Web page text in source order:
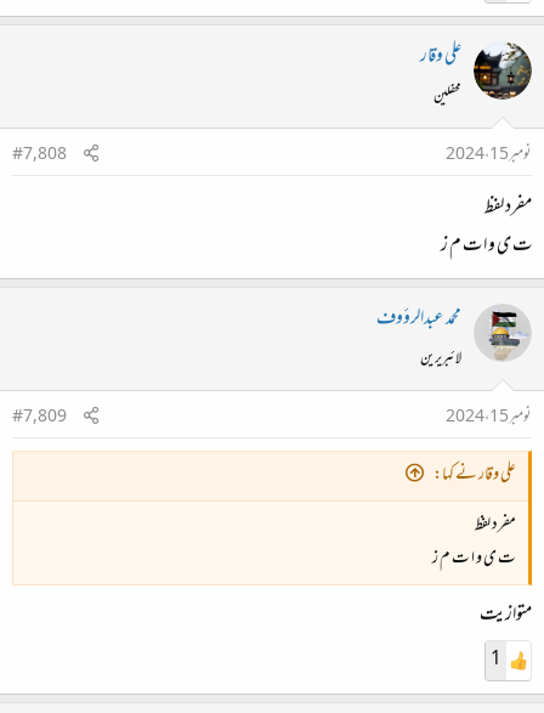
علی وقار
محفلین
نومبر 15، 2024
#7,808
مفرد لفظ
ت ی و ا ت م ز
محمد عبدالرؤوف
لائبریرین
نومبر 15، 2024
#7,809
علی وقار نے کہا:
مفرد لفظ
ت ی و ا ت م ز
متوازیت
1